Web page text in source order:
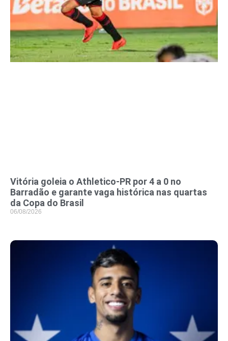
Vitória goleia o Athletico-PR por 4 a 0 no
Barradão e garante vaga histórica nas quartas
da Copa do Brasil
06/08/2026